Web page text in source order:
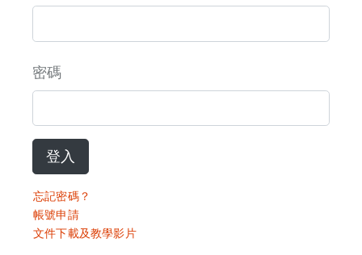
密碼
登入
忘記密碼？
帳號申請
文件下載及教學影片